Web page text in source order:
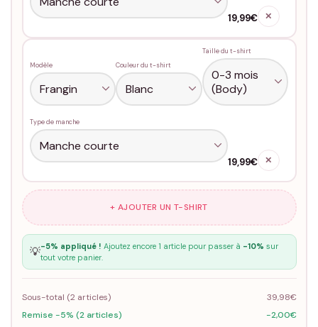
19,99€ ✕
Modèle Couleur du t-shirt
Taille du t-shirt
Type de manche
19,99€ ✕
+ AJOUTER UN T-SHIRT
💡-5% appliqué ! Ajoutez encore 1 article pour passer à -10% sur
tout votre panier.
Sous-total (2articles)
39,98€
Remise -5% (2 articles)
-2,00€